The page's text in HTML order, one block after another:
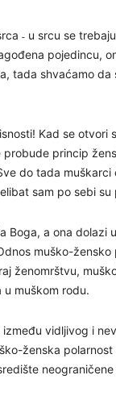
˗ u srcu se
pojedincu,
tada shvaćamo da
Kad se otvori
probude princip
do tada
sam po sebi su
Boga, a ona dolazi
muško-
ženomrštvu,
u muškom rodu.
vidljivog i
ženska